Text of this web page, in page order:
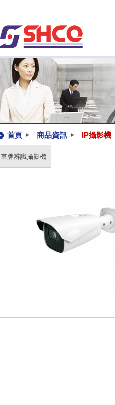
首頁 商品資訊 IP攝影機
車牌辨識攝影機